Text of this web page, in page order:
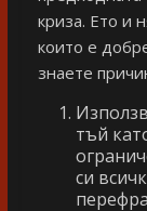
криза. Ето и
които е
знаете
тъй
си